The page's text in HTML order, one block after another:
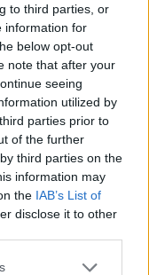
to third parties, or
information for
below opt-out
note that after your
seeing
utilized by
parties prior to
of the further
third parties on the
information may
the IAB’s List of
disclose it to other
or more Google